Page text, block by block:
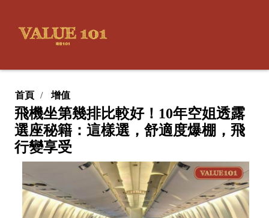
首頁 增值
飛機坐第幾排比較好！10年空姐透露
選座秘籍：這樣選，舒適度爆棚，飛
行變享受